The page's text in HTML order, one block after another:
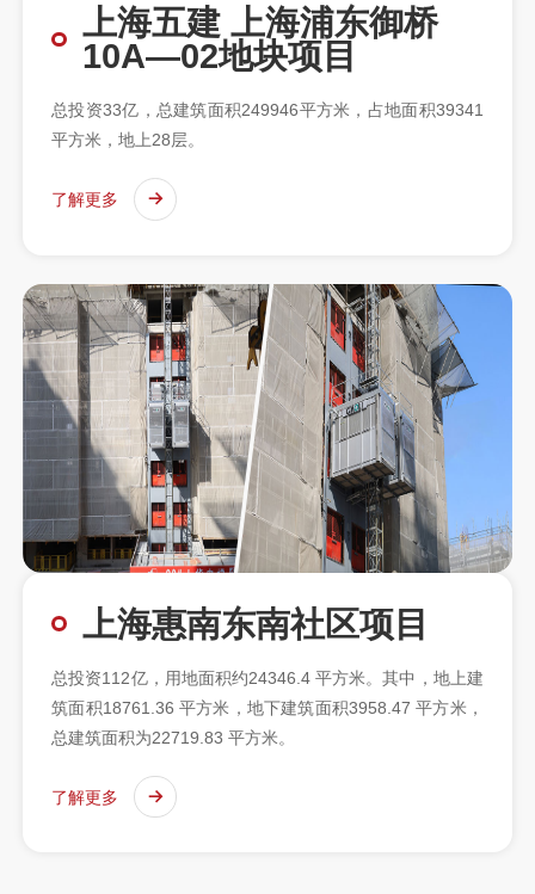
上海五建 上海浦东御桥
10A—02地块项目
总投资33亿，总建筑面积249946平方米，占地面积39341
平方米，地上28层。
了解更多
上海惠南东南社区项目
总投资112亿，用地面积约24346.4 平方米。其中，地上建
筑面积18761.36 平方米，地下建筑面积3958.47 平方米，
总建筑面积为22719.83 平方米。
了解更多